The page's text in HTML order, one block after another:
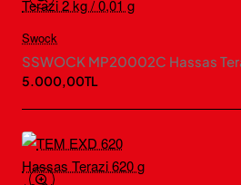
Swock
SSWOCK MP20002C Hassas
5.000,00TL